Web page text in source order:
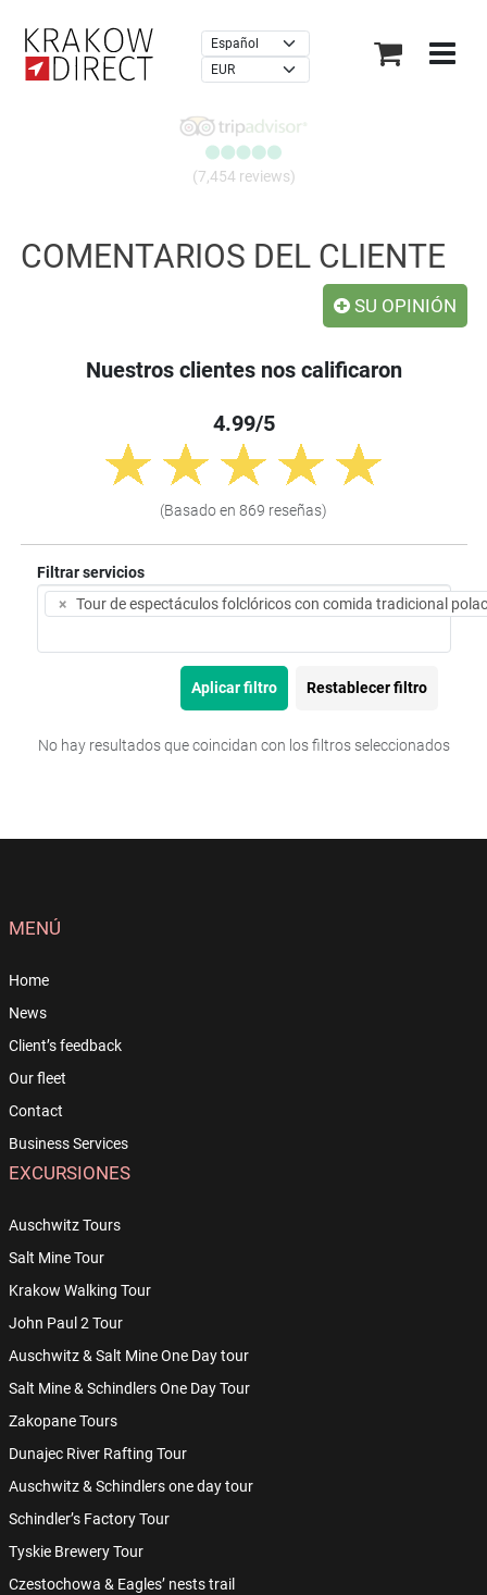
(7,454 reviews)
COMENTARIOS DEL CLIENTE
SU OPINIÓN
Nuestros clientes nos calificaron
4.99/5
(Basado en 869 reseñas)
Filtrar servicios
× Tour de espectáculos folclóricos con comida tradicional
Aplicar filtro Restablecer filtro
No hay resultados que coincidan con los filtros seleccionados
MENÚ
Home
News
Client’s feedback
Our fleet
Contact
Business Services
EXCURSIONES
Auschwitz Tours
Salt Mine Tour
Krakow Walking Tour
John Paul 2 Tour
Auschwitz & Salt Mine One Day tour
Salt Mine & Schindlers One Day Tour
Zakopane Tours
Dunajec River Rafting Tour
Auschwitz & Schindlers one day tour
Schindler’s Factory Tour
Tyskie Brewery Tour
Czestochowa & Eagles’ nests trail